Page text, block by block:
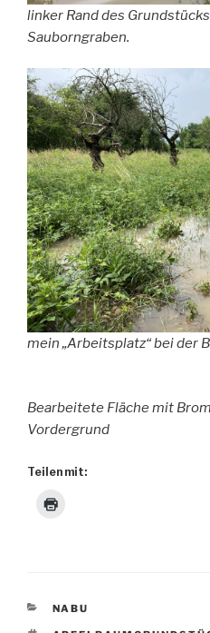
linker Rand des
Sauborngraben.
mein „Arbeitsplatz“ bei der
Bearbeitete Fläche mit
Vordergrund
Teilen mit:
KATEGORIEN
NABU